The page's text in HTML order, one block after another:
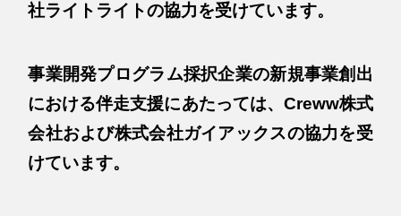
社ライトライトの協力を受けています。
事業開発プログラム採択企業の新規事業創出
における伴走支援にあたっては、Creww株式
会社および株式会社ガイアックスの協力を受
けています。